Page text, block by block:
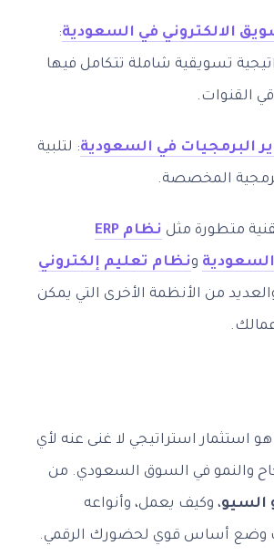
الالكتروني في السعودية:
تسويقية شاملة تتكامل فيها
القنوات.
البرمجيات في السعودية: لتلبية
المخصصة.
متطورة مثل نظام ERP
ونظام تعليم إلكتروني
من الأنظمة الأخرى التي يمكن
هو استثمار استراتيجي لا غنى عنه لأي
والنمو في السوق السعودي. من
السيو، وكيف يعمل، وأنواعه
وضع أساس قوي لحضورك الرقمي.